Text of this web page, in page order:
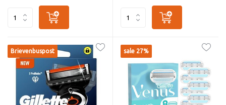
Brievenbuspost sale 27%